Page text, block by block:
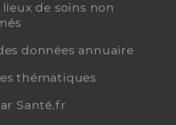
de soins non
données annuaire
thématiques
Santé.fr